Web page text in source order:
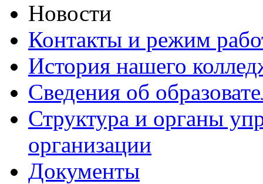
Новости
Контакты и режим
История нашего
Сведения об
Структура и органы
организации
Документы